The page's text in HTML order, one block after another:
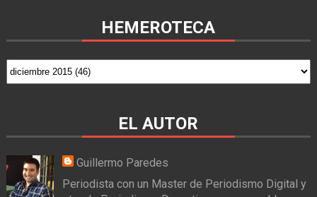
HEMEROTECA
EL AUTOR
Guillermo Paredes
Periodista con un Master de Periodismo Digital y